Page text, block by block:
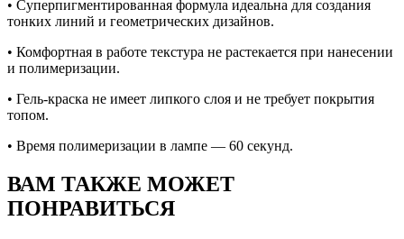
• Суперпигментированная формула идеальна для создания
тонких линий и геометрических дизайнов.
• Комфортная в работе текстура не растекается при нанесении
и полимеризации.
• Гель-краска не имеет липкого слоя и не требует покрытия
топом.
• Время полимеризации в лампе — 60 секунд.
ВАМ ТАКЖЕ МОЖЕТ
ПОНРАВИТЬСЯ